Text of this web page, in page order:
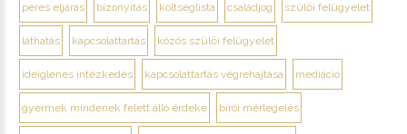
peres eljárás bizonyítás költséglista családjog szülői felügyelet
láthatás kapcsolattartás közös szülői felügyelet
ideiglenes intézkedés kapcsolattartás végrehajtása mediáció
gyermek mindenek felett álló érdeke bírói mérlegelés